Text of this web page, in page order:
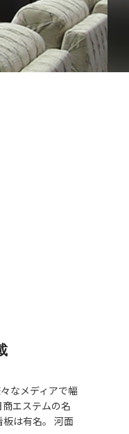
なメディアで幅
エステムの名
は有名。 河面